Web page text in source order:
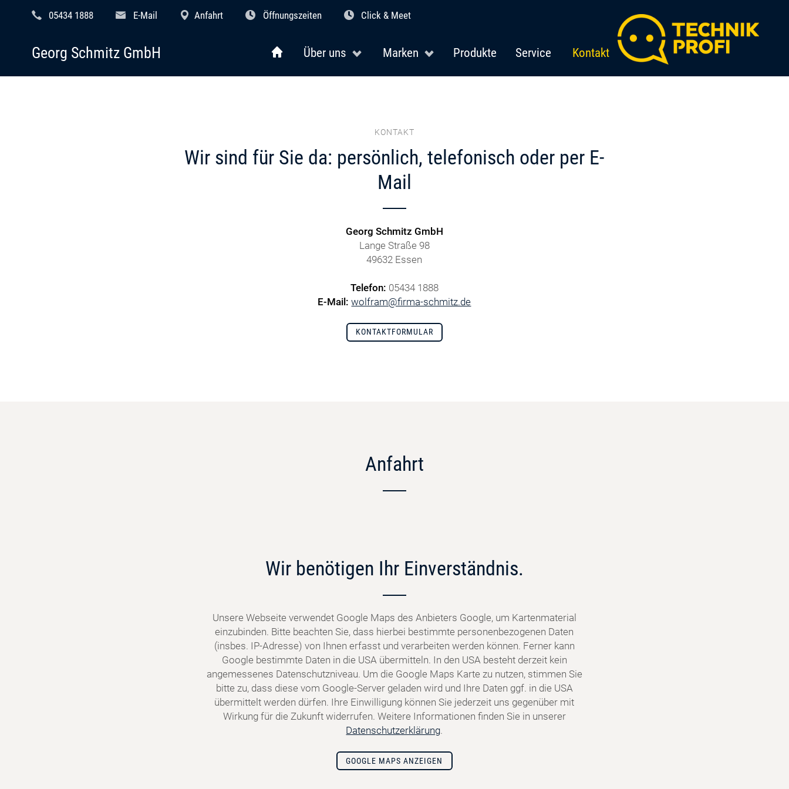
05434 1888 E-Mail Anfahrt Öffnungszeiten Click & Meet
Über uns Marken Produkte Service Kontakt
Georg Schmitz GmbH
KONTAKT
Wir sind für Sie da: persönlich, telefonisch oder per E-
Mail
Georg Schmitz GmbH
Lange Straße 98
49632 Essen
Telefon: 05434 1888
E-Mail: wolfram@firma-schmitz.de
KONTAKTFORMULAR
Anfahrt
Wir benötigen Ihr Einverständnis.
Unsere Webseite verwendet Google Maps des Anbieters Google, um Kartenmaterial
einzubinden. Bitte beachten Sie, dass hierbei bestimmte personenbezogenen Daten
(insbes. IP-Adresse) von Ihnen erfasst und verarbeiten werden können. Ferner kann
Google bestimmte Daten in die USA übermitteln. In den USA besteht derzeit kein
angemessenes Datenschutzniveau. Um die Google Maps Karte zu nutzen, stimmen Sie
bitte zu, dass diese vom Google-Server geladen wird und Ihre Daten ggf. in die USA
übermittelt werden dürfen. Ihre Einwilligung können Sie jederzeit uns gegenüber mit
Wirkung für die Zukunft widerrufen. Weitere Informationen finden Sie in unserer
Datenschutzerklärung.
GOOGLE MAPS ANZEIGEN